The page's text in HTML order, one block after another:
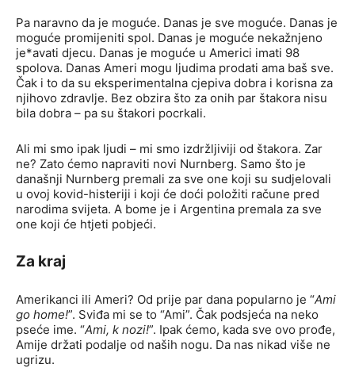
Pa naravno da je moguće. Danas je sve moguće. Danas je
moguće promijeniti spol. Danas je moguće nekažnjeno
je*avati djecu. Danas je moguće u Americi imati 98
spolova. Danas Ameri mogu ljudima prodati ama baš sve.
Čak i to da su eksperimentalna cjepiva dobra i korisna za
njihovo zdravlje. Bez obzira što za onih par štakora nisu
bila dobra – pa su štakori pocrkali.
Ali mi smo ipak ljudi – mi smo izdržljiviji od štakora. Zar
ne? Zato ćemo napraviti novi Nurnberg. Samo što je
današnji Nurnberg premali za sve one koji su sudjelovali
u ovoj kovid-histeriji i koji će doći položiti račune pred
narodima svijeta. A bome je i Argentina premala za sve
one koji će htjeti pobjeći.
Za kraj
Amerikanci ili Ameri? Od prije par dana popularno je “Ami
go home!”. Sviđa mi se to “Ami”. Čak podsjeća na neko
pseće ime. “Ami, k nozi!”. Ipak ćemo, kada sve ovo prođe,
Amije držati podalje od naših nogu. Da nas nikad više ne
ugrizu.